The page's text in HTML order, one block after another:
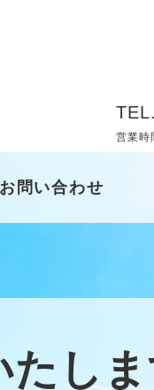
TEL.
営業時
お問い合わせ
たし